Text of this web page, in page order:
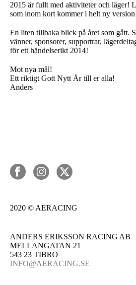
2015 är fullt med aktiviteter och läger!
som inom kort kommer i helt ny
En liten tillbaka blick på året som gått.
vänner, sponsorer, supportrar,
för ett händelserikt 2014!
Mot nya mål!
Ett riktigt Gott Nytt År till er alla!
Anders
2020 © AERACING
ANDERS ERIKSSON RACING AB
MELLANGATAN 21
543 23 TIBRO
INFO@AERACING.SE